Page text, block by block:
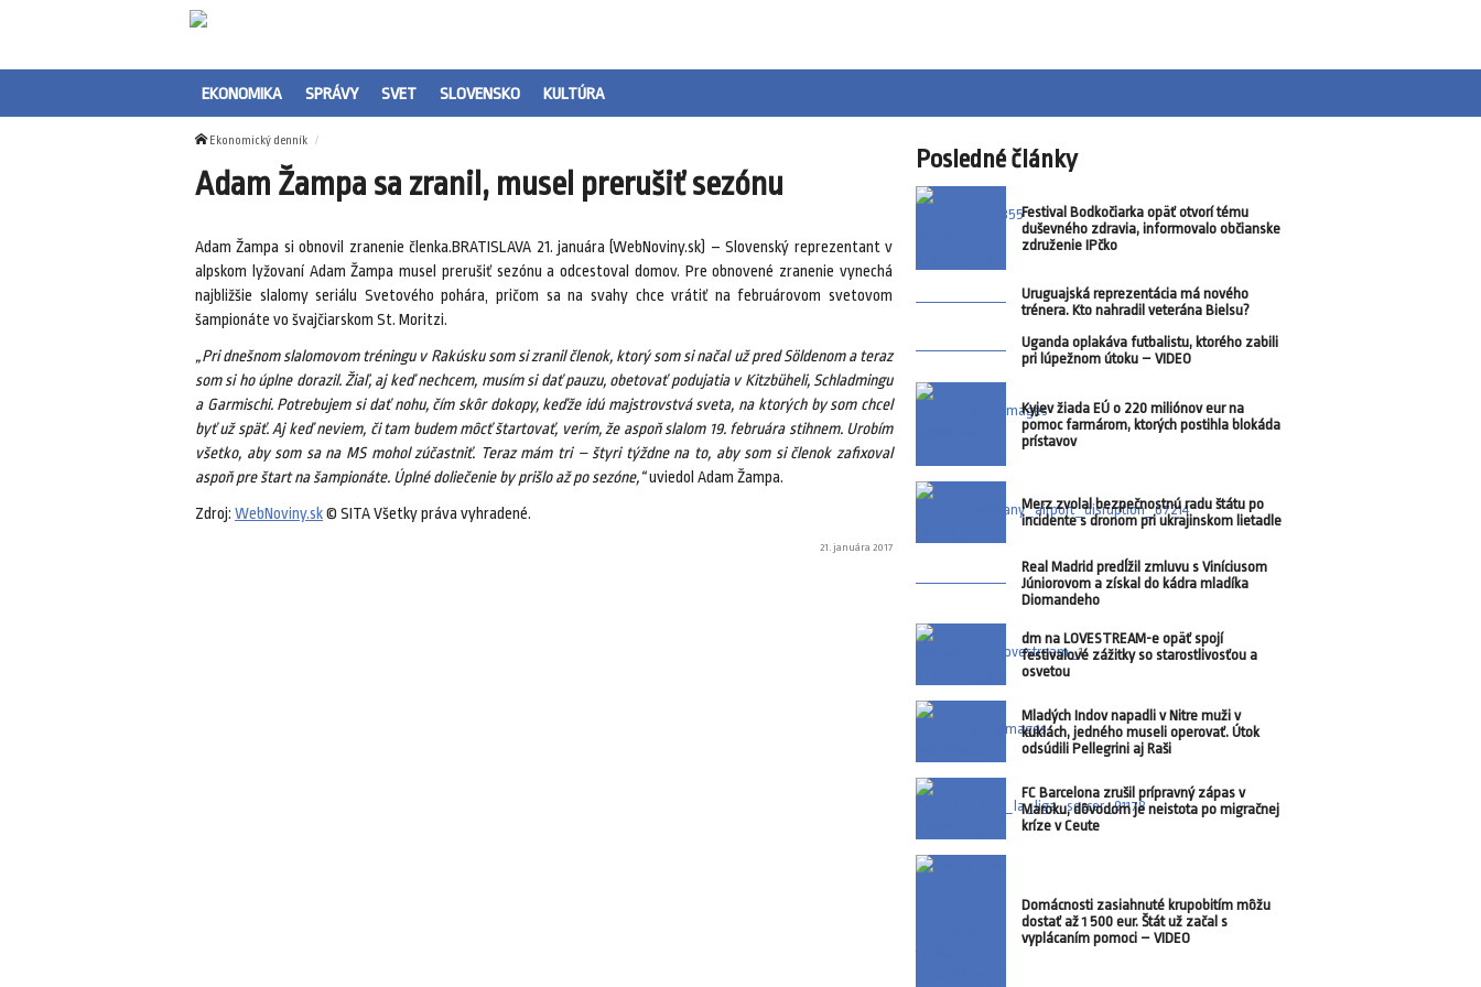
EKONOMIKA SPRÁVY SVET SLOVENSKO KULTÚRA
Ekonomický denník
Adam Žampa sa zranil, musel prerušiť sezónu
Adam Žampa si obnovil zranenie členka.BRATISLAVA 21. januára (WebNoviny.sk) – Slovenský reprezentant v
alpskom lyžovaní Adam Žampa musel prerušiť sezónu a odcestoval domov. Pre obnovené zranenie vynechá
najbližšie slalomy seriálu Svetového pohára, pričom sa na svahy chce vrátiť na februárovom svetovom
šampionáte vo švajčiarskom St. Moritzi.
„Pri dnešnom slalomovom tréningu v Rakúsku som si zranil členok, ktorý som si načal už pred Söldenom a teraz
som si ho úplne dorazil. Žiaľ, aj keď nechcem, musím si dať pauzu, obetovať podujatia v Kitzbüheli, Schladmingu
a Garmischi. Potrebujem si dať nohu, čím skôr dokopy, keďže idú majstrovstvá sveta, na ktorých by som chcel
byť už späť. Aj keď neviem, či tam budem môcť štartovať, verím, že aspoň slalom 19. februára stihnem. Urobím
všetko, aby som sa na MS mohol zúčastniť. Teraz mám tri – štyri týždne na to, aby som si členok zafixoval
aspoň pre štart na šampionáte. Úplné doliečenie by prišlo až po sezóne,“uviedol Adam Žampa.
Zdroj: WebNoviny.sk© SITA Všetky práva vyhradené.
21. januára 2017
Posledné články
Festival Bodkočiarka opäť otvorí tému
duševného zdravia, informovalo občianske
združenie IPčko
Uruguajská reprezentácia má nového
trénera. Kto nahradil veterána Bielsu?
Uganda oplakáva futbalistu, ktorého zabili
pri lúpežnom útoku – VIDEO
Kyjev žiada EÚ o 220 miliónov eur na
pomoc farmárom, ktorých postihla blokáda
prístavov
Merz zvolal bezpečnostnú radu štátu po
incidente s dronom pri ukrajinskom lietadle
Real Madrid predĺžil zmluvu s Viníciusom
Júniorovom a získal do kádra mladíka
Diomandeho
dm na LOVESTREAM-e opäť spojí
festivalové zážitky so starostlivosťou a
osvetou
Mladých Indov napadli v Nitre muži v
kuklách, jedného museli operovať. Útok
odsúdili Pellegrini aj Raši
FC Barcelona zrušil prípravný zápas v
Maroku, dôvodom je neistota po migračnej
kríze v Ceute
Domácnosti zasiahnuté krupobitím môžu
dostať až 1 500 eur. Štát už začal s
vyplácaním pomoci – VIDEO